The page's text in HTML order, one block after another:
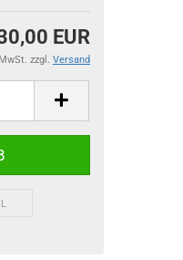
EUR
zzgl. Versand